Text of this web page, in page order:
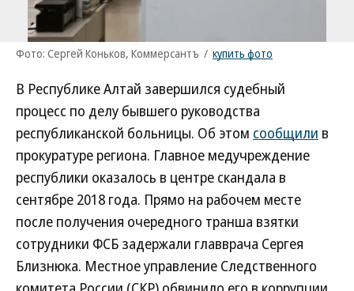
Фото: Сергей Коньков, Коммерсантъ / купить фото
В Республике Алтай завершился судебный
процесс по делу бывшего руководства
республиканской больницы. Об этом сообщили в
прокуратуре региона. Главное медучреждение
республики оказалось в центре скандала в
сентябре 2018 года. Прямо на рабочем месте
после получения очередного транша взятки
сотрудники ФСБ задержали главврача Сергея
Близнюка. Местное управление Следственного